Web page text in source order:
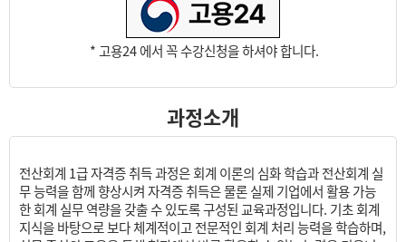
* 고용24 에서 꼭 수강신청을 하셔야 합니다.
과정소개
전산회계 1급 자격증 취득 과정은 회계 이론의 심화 학습과 전산회계 실
무 능력을 함께 향상시켜 자격증 취득은 물론 실제 기업에서 활용 가능
한 회계 실무 역량을 갖출 수 있도록 구성된 교육과정입니다. 기초 회계
지식을 바탕으로 보다 체계적이고 전문적인 회계 처리 능력을 학습하며,